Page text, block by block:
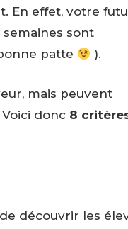
En effet, votre
sont
patte
).
mais peuvent
Voici donc 8
découvrir les